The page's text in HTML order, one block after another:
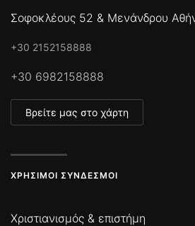
Σοφοκλέους 52 & Μενάνδρου
+30 2152158888
+30 6982158888
Βρείτε μας στο χάρτη
ΧΡΉΣΙΜΟΙ ΣΎΝΔΕΣΜΟΙ
Χριστιανισμός & επιστήμη